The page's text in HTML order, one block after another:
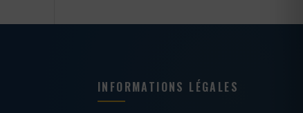
INFORMATIONS LÉGALES